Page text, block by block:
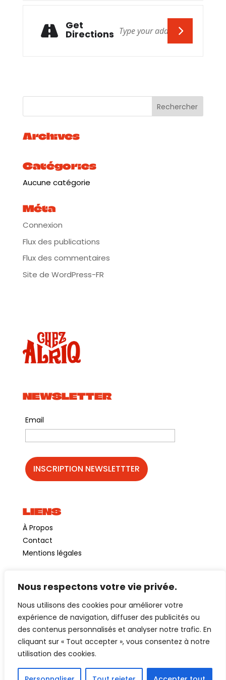
Nous respectons votre vie privée.
Nous utilisons des cookies pour améliorer votre
expérience de navigation, diffuser des publicités ou
des contenus personnalisés et analyser notre trafic. En
cliquant sur « Tout accepter », vous consentez à notre
utilisation des cookies.
Get
Directions
Archives
Catégories
Aucune catégorie
Méta
Connexion
Flux des publications
Flux des commentaires
Site de WordPress-FR
NEWSLETTER
Email
LIENS
À Propos
Contact
Mentions légales
©GuinguetteChezAlriq2026
Création site internetYOSOY studio